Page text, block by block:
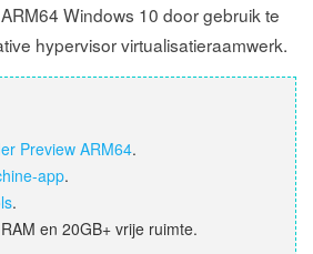
Windows 10 door gebruik te
hypervisor virtualisatieraamwerk.
Preview ARM64.
app.
.
en 20GB+ vrije ruimte.